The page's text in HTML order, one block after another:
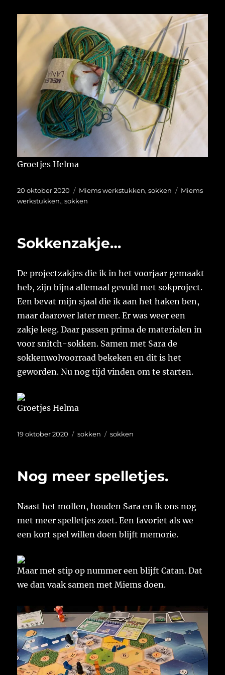
Groetjes Helma
Geplaatst
op
20 oktober 2020 Categorieën
Miems werkstukken,sokken Tags
Miems
werkstukken.,sokken
Sokkenzakje…
De projectzakjes die ik in het voorjaar gemaakt
heb, zijn bijna allemaal gevuld met sokproject.
Een bevat mijn sjaal die ik aan het haken ben,
maar daarover later meer. Er was weer een
zakje leeg. Daar passen prima de materialen in
voor snitch-sokken. Samen met Sara de
sokkenwolvoorraad bekeken en dit is het
geworden. Nu nog tijd vinden om te starten.
Groetjes Helma
Geplaatst
19 oktober 2020 Categorieën
sokken Tags
sokken
Nog meer spelletjes.
Naast het mollen, houden Sara en ik ons nog
met meer spelletjes zoet. Een favoriet als we
een kort spel willen doen blijft memorie.
Maar met stip op nummer een blijft Catan. Dat
we dan vaak samen met Miems doen.